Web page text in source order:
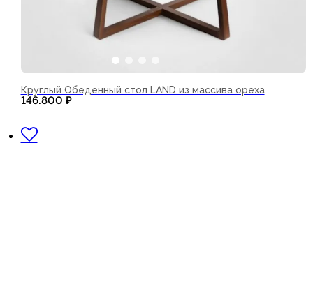
Круглый Обеденный стол LAND из массива ореха
146.800 ₽